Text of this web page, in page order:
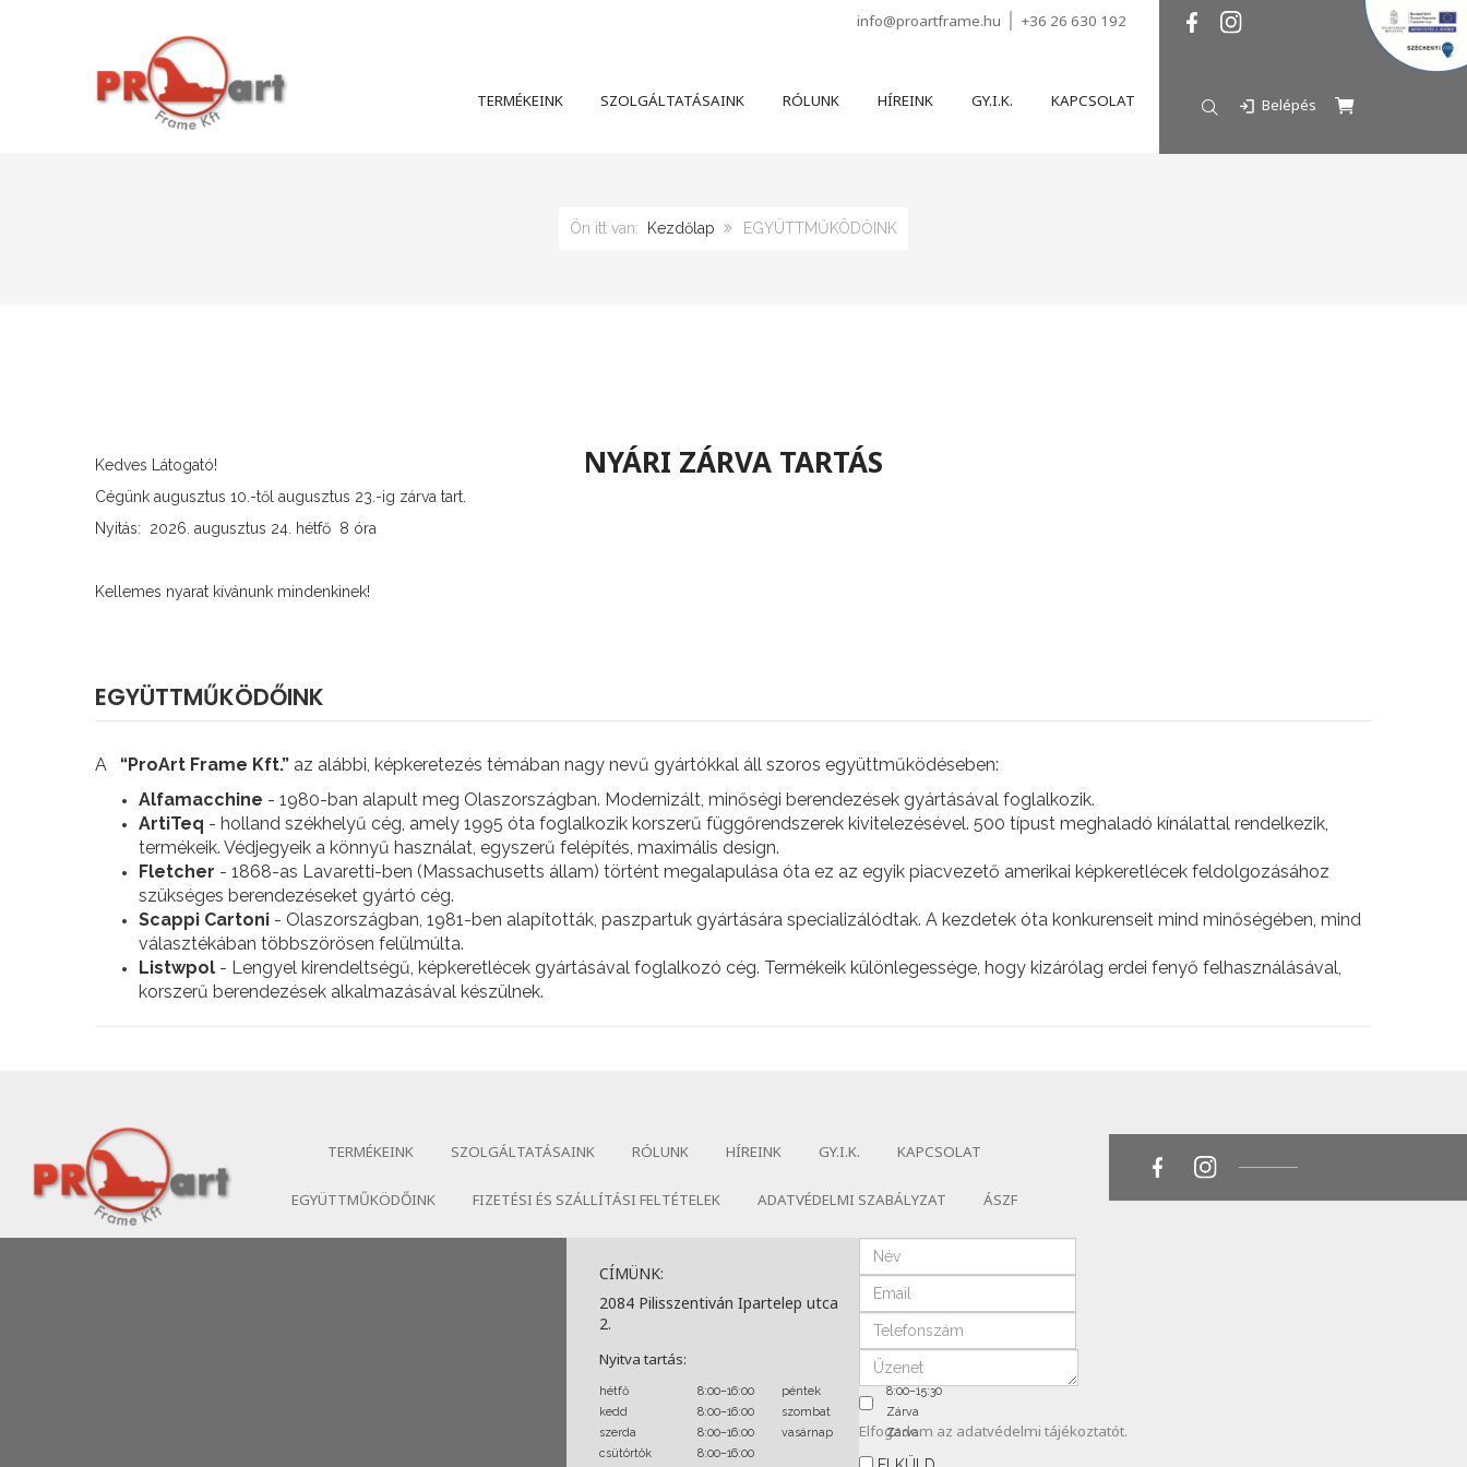
info@proartframe.hu +36 26 630 192
TERMÉKEINK SZOLGÁLTATÁSAINK RÓLUNK HÍREINK GY.I.K. KAPCSOLAT Belépés
Ön itt van: Kezdőlap EGYÜTTMŰKÖDŐINK
NYÁRI ZÁRVA TARTÁS
Kedves Látogató!
Cégünk augusztus 10.-től augusztus 23.-ig zárva tart.
Nyitás: 2026. augusztus 24. hétfő 8 óra
Kellemes nyarat kívánunk mindenkinek!
EGYÜTTMŰKÖDŐINK
A “ProArt Frame Kft.” az alábbi, képkeretezés témában nagy nevű gyártókkal áll szoros együttműködéseben:
Alfamacchine - 1980-ban alapult meg Olaszországban. Modernizált, minőségi berendezések gyártásával foglalkozik.
ArtiTeq - holland székhelyű cég, amely 1995 óta foglalkozik korszerű függőrendszerek kivitelezésével. 500 típust meghaladó kínálattal rendelkezik,
termékeik. Védjegyeik a könnyű használat, egyszerű felépítés, maximális design.
Fletcher - 1868-as Lavaretti-ben (Massachusetts állam) történt megalapulása óta ez az egyik piacvezető amerikai képkeretlécek feldolgozásához
szükséges berendezéseket gyártó cég.
Scappi Cartoni - Olaszországban, 1981-ben alapították, paszpartuk gyártására specializálódtak. A kezdetek óta konkurenseit mind minőségében, mind
választékában többszörösen felülmúlta.
Listwpol - Lengyel kirendeltségű, képkeretlécek gyártásával foglalkozó cég. Termékeik különlegessége, hogy kizárólag erdei fenyő felhasználásával,
korszerű berendezések alkalmazásával készülnek.
TERMÉKEINK SZOLGÁLTATÁSAINK RÓLUNK HÍREINK GY.I.K. KAPCSOLAT
EGYÜTTMŰKÖDŐINK FIZETÉSI ÉS SZÁLLÍTÁSI FELTÉTELEK ADATVÉDELMI SZABÁLYZAT ÁSZF
CÍMÜNK:
2084 Pilisszentiván Ipartelep utca
2.
Nyitva tartás:
hétfő 8:00–16:00 péntek
8:00–15:30
kedd
8:00–16:00 szombat
Zárva
szerda
8:00–16:00 vasárnap
Zárva
csütörtök
8:00–16:00
Elfogadom az adatvédelmi tájékoztatót.